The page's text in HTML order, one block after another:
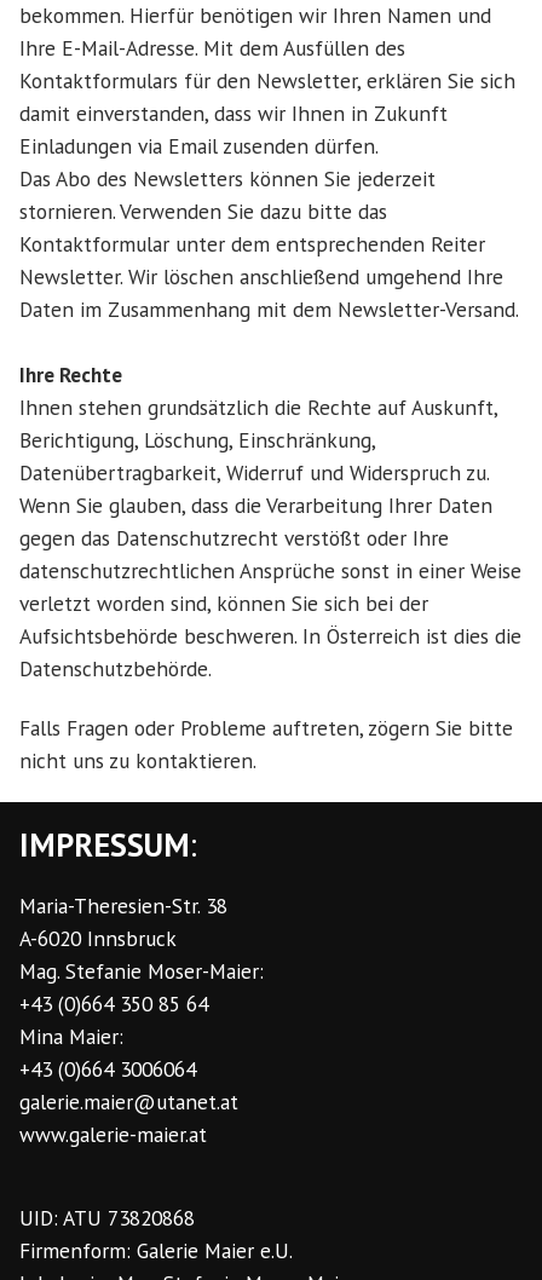
bekommen. Hierfür benötigen wir Ihren Namen und
Ihre E-Mail-Adresse. Mit dem Ausfüllen des
Kontaktformulars für den Newsletter, erklären Sie sich
damit einverstanden, dass wir Ihnen in Zukunft
Einladungen via Email zusenden dürfen.
Das Abo des Newsletters können Sie jederzeit
stornieren. Verwenden Sie dazu bitte das
Kontaktformular unter dem entsprechenden Reiter
Newsletter. Wir löschen anschließend umgehend Ihre
Daten im Zusammenhang mit dem Newsletter-Versand.
Ihre Rechte
Ihnen stehen grundsätzlich die Rechte auf Auskunft,
Berichtigung, Löschung, Einschränkung,
Datenübertragbarkeit, Widerruf und Widerspruch zu.
Wenn Sie glauben, dass die Verarbeitung Ihrer Daten
gegen das Datenschutzrecht verstößt oder Ihre
datenschutzrechtlichen Ansprüche sonst in einer Weise
verletzt worden sind, können Sie sich bei der
Aufsichtsbehörde beschweren. In Österreich ist dies die
Datenschutzbehörde.
Falls Fragen oder Probleme auftreten, zögern Sie bitte
nicht uns zu kontaktieren.
IMPRESSUM:
Maria-Theresien-Str. 38
A-6020 Innsbruck
Mag. Stefanie Moser-Maier:
+43 (0)664 350 85 64
Mina Maier:
+43 (0)664 3006064
galerie.maier@utanet.at
www.galerie-maier.at
UID: ATU 73820868
Firmenform: Galerie Maier e.U.